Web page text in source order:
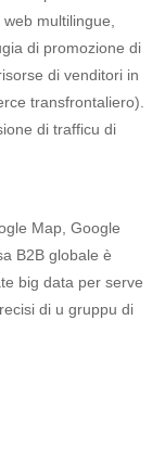
multilingue,
di promozione di
di venditori in
transfrontaliero).
di trafficu di
Map, Google
B2B globale è
big data per serve
di u gruppu di